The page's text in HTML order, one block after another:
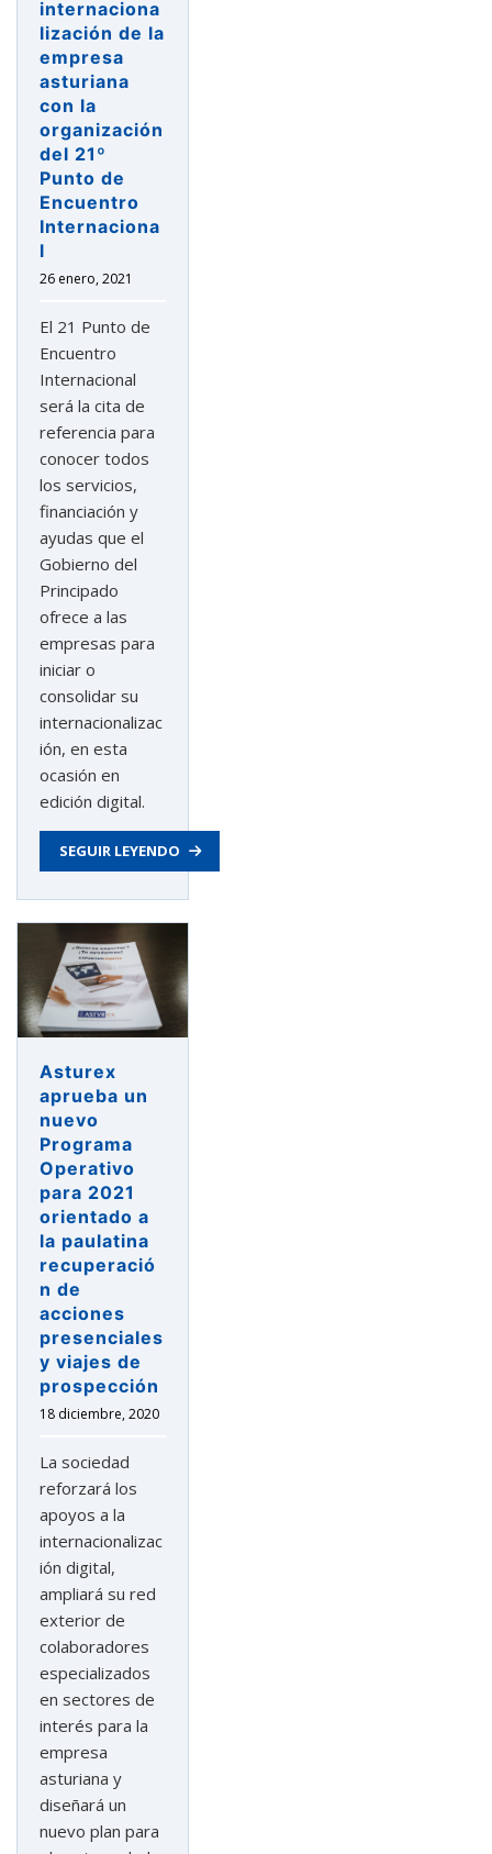
la
COVID
a
como
exterior
internaciona
lización de la
empresa
asturiana
con la
organización
del 21º
Punto de
Encuentro
Internaciona
l
26 enero, 2021
El 21 Punto de
Encuentro
Internacional
será la cita de
referencia para
conocer todos
los servicios,
financiación y
ayudas que el
Gobierno del
Principado
ofrece a las
empresas para
iniciar o
consolidar su
internacionalizac
ión, en esta
ocasión en
edición digital.
SEGUIR LEYENDO
Asturex
aprueba un
nuevo
Programa
Operativo
para 2021
orientado a
la paulatina
recuperació
n de
acciones
presenciales
y viajes de
prospección
18 diciembre, 2020
La sociedad
reforzará los
apoyos a la
internacionalizac
ión digital,
ampliará su red
exterior de
colaboradores
especializados
en sectores de
interés para la
empresa
asturiana y
diseñará un
nuevo plan para